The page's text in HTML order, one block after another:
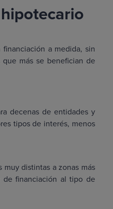
a medida, sin
más se benefician de
decenas de entidades y
tipos de interés, menos
distintas a zonas más
de financiación al tipo de